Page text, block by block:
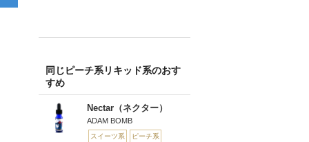
同じピーチ系リキッド系のおす
すめ
Nectar（ネクター）
ADAM BOMB
スイーツ系 ピーチ系